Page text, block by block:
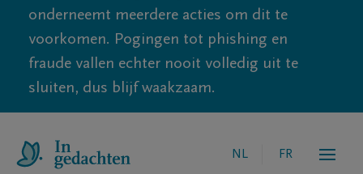
onderneemt meerdere acties om dit te
voorkomen. Pogingen tot phishing en
fraude vallen echter nooit volledig uit te
sluiten, dus blijf waakzaam.
NL FR